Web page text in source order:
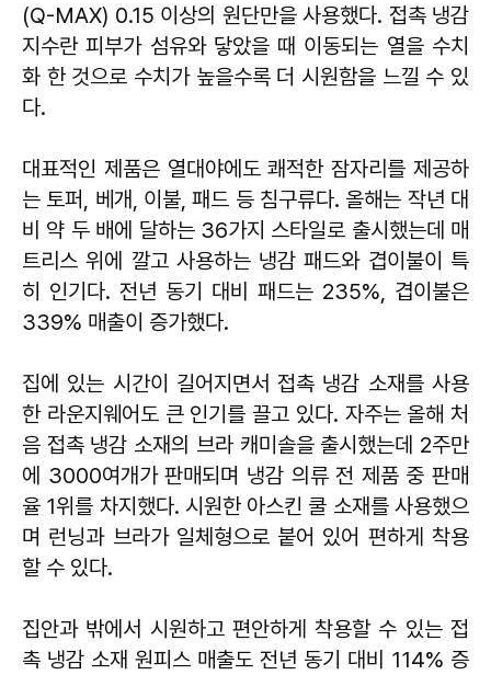
(Q-MAX) 0.15 이상의 원단만을 사용했다. 접촉 냉감
지수란 피부가 섬유와 닿았을 때 이동되는 열을 수치
화 한 것으로 수치가 높을수록 더 시원함을 느낄 수 있
다.
대표적인 제품은 열대야에도 쾌적한 잠자리를 제공하
는 토퍼, 베개, 이불, 패드 등 침구류다. 올해는 작년 대
비 약 두 배에 달하는 36가지 스타일로 출시했는데 매
트리스 위에 깔고 사용하는 냉감 패드와 겹이불이 특
히 인기다. 전년 동기 대비 패드는 235%, 겹이불은
339% 매출이 증가했다.
집에 있는 시간이 길어지면서 접촉 냉감 소재를 사용
한 라운지웨어도 큰 인기를 끌고 있다. 자주는 올해 처
음 접촉 냉감 소재의 브라 캐미솔을 출시했는데 2주만
에 3000여개가 판매되며 냉감 의류 전 제품 중 판매
율 1위를 차지했다. 시원한 아스킨 쿨 소재를 사용했으
며 런닝과 브라가 일체형으로 붙어 있어 편하게 착용
할 수 있다.
집안과 밖에서 시원하고 편안하게 착용할 수 있는 접
촉 냉감 소재 원피스 매출도 전년 동기 대비 114% 증